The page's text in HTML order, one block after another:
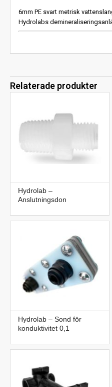
6mm PE svart metrisk
Hydrolabs
Relaterade produkter
Hydrolab –
Anslutningsdon
Hydrolab – Sond för
konduktivitet 0,1